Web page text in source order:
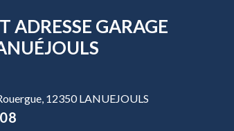
ADRESSE GARAGE
12350 LANUEJOULS